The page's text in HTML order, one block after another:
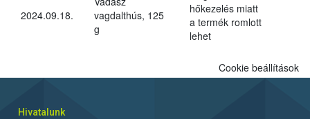
2024.09.18.
vagdalthús, 125
g
hőkezelés miatt
a termék romlott
lehet
Cookie beállítások
Hivatalunk